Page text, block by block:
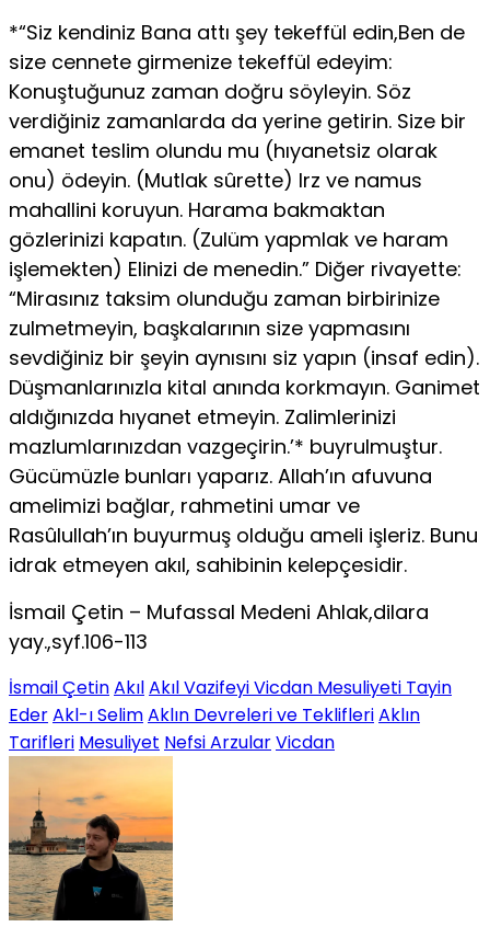
*“Siz kendiniz Bana attı şey tekeffül edin,Ben de
size cennete gir­menize tekeffül edeyim:
Konuştuğunuz zaman doğru söyleyin. Söz
verdiğiniz zamanlarda da yerine getirin. Size bir
emanet teslim olundu mu (hıyanetsiz olarak
onu) ödeyin. (Mutlak sûrette) Irz ve namus
mahallini koruyun. Harama bakmaktan
gözlerinizi kapatın. (Zulüm yapmlak ve haram
işlemekten) Elinizi de menedin.” Diğer rivayette:
“Mi­rasınız taksim olunduğu zaman birbirinize
zulmetmeyin, başkaları­nın size yapmasını
sevdiğiniz bir şeyin aynısını siz yapın (insaf edin).
Düşmanlarınızla kital anında korkmayın. Ganimet
aldığınızda hıyanet etmeyin. Zalimlerinizi
mazlumlarınızdan vazgeçirin.’* buyrulmuştur.
Gücümüzle bunları yaparız. Allah’ın afuvuna
amelimizi bağ­lar, rahmetini umar ve
Rasûlullah’ın buyurmuş olduğu ameli işleriz. Bu­nu
idrak etmeyen akıl, sahibinin kelepçesidir.
İsmail Çetin – Mufassal Medeni Ahlak,dilara
yay.,syf.106-113
İsmail ÇetinAkılAkıl Vazifeyi Vicdan Mesuliyeti Tayin
EderAkl-ı SelimAklın Devreleri ve TeklifleriAklın
Tarifleri Mesuliyet Nefsi ArzularVicdan